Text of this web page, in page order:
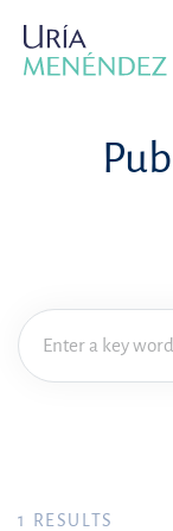
1 RESULTS